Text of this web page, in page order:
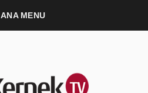
ANA MENU